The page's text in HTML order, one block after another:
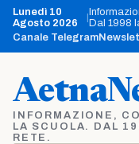
Vai
contenuto
Lunedì 10
Agosto 2026
Dal 1998
Canale Telegram
INFORMAZIONE,
LA SCUOLA. DAL
RETE.